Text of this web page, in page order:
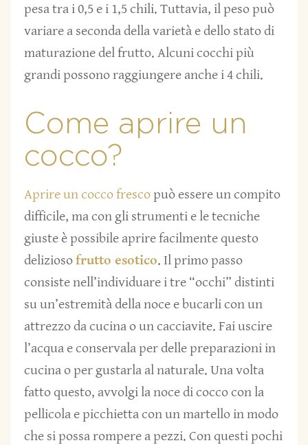
pesa tra i 0,5 e i 1,5 chili. Tuttavia, il peso può
variare a seconda della varietà e dello stato di
maturazione del frutto. Alcuni cocchi più
grandi possono raggiungere anche i 4 chili.
Come aprire un
cocco?
Aprire un cocco frescopuò essere un compito
difficile, ma con gli strumenti e le tecniche
giuste è possibile aprire facilmente questo
deliziosofrutto esotico. Il primo passo
consiste nell’individuare i tre “occhi” distinti
su un’estremità della noce e bucarli con un
attrezzo da cucina o un cacciavite. Fai uscire
l’acqua e conservala per delle preparazioni in
cucina o per gustarla al naturale. Una volta
fatto questo, avvolgi la noce di cocco con la
pellicola e picchietta con un martello in modo
che si possa rompere a pezzi. Con questi pochi